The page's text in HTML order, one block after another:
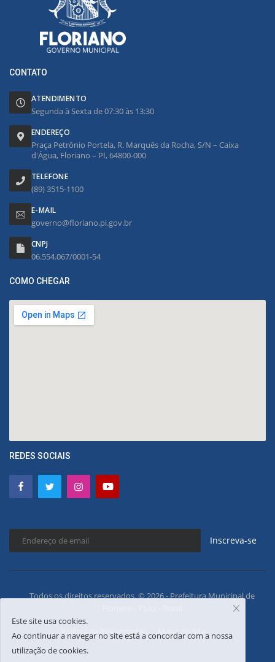
CONTATO
ATENDIMENTO
Segunda à Sexta de 07:30 às 13:30
ENDEREÇO
Praça Petrônio Portela, R. Marquês da Rocha, S/N – Caixa
d'Água, Floriano – PI, 64800-000
TELEFONE
(89) 3515-1100
E-MAIL
governo@floriano.pi.gov.br
CNPJ
06.554.067/0001-54
COMO CHEGAR
REDES SOCIAIS
Inscreva-se
Todos os direitos reservados. © 2026 - Prefeitura Municipal de
Política de Privacidades Mapa do Site
Este site usa cookies.
Ao continuar a navegar no site está a concordar com a nossa
utilização de cookies.